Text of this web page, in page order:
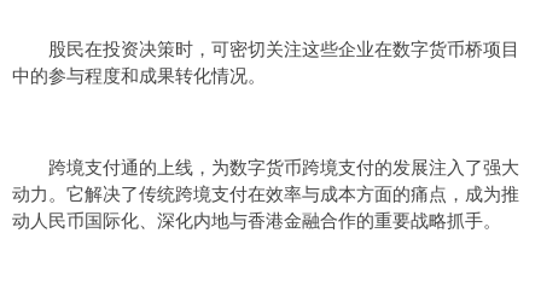
股民在投资决策时，可密切关注这些企业在数字货币桥项目
中的参与程度和成果转化情况。
跨境支付通的上线，为数字货币跨境支付的发展注入了强大
动力。它解决了传统跨境支付在效率与成本方面的痛点，成为推
动人民币国际化、深化内地与香港金融合作的重要战略抓手。